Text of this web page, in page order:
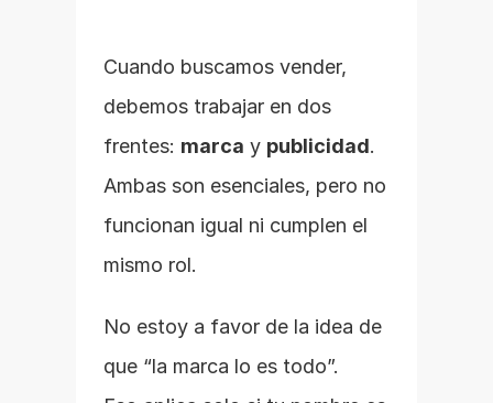
Cuando buscamos vender,
debemos trabajar en dos
frentes: marca y publicidad.
Ambas son esenciales, pero no
funcionan igual ni cumplen el
mismo rol.
No estoy a favor de la idea de
que “la marca lo es todo”.